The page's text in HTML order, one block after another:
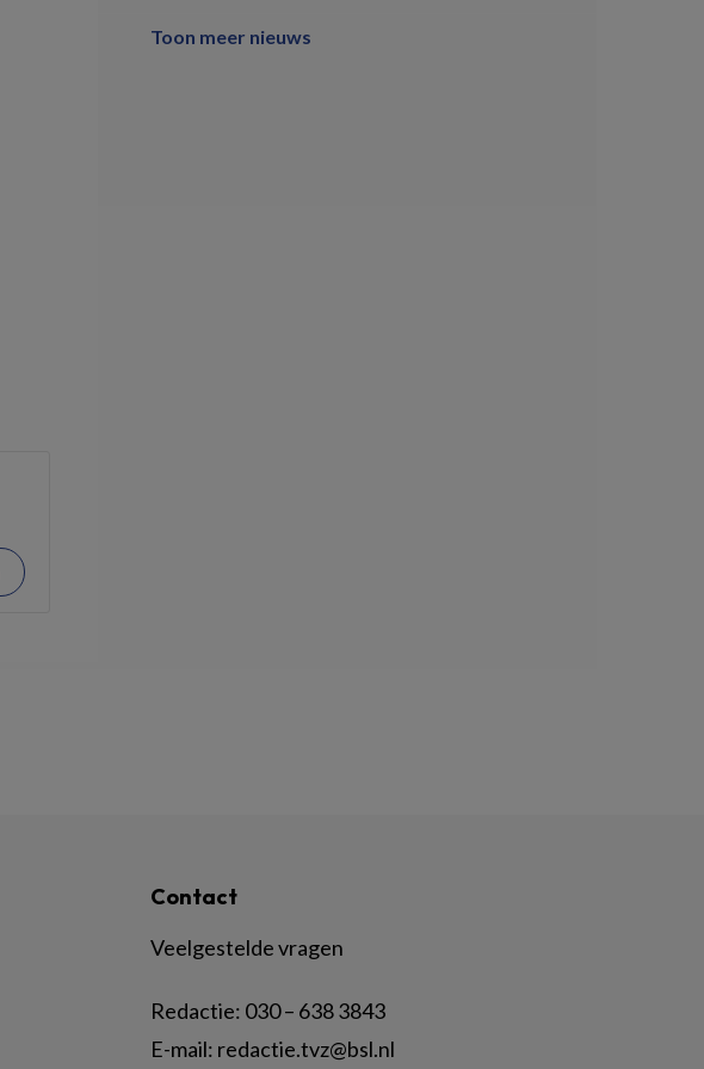
Toon meer nieuws
Contact
Veelgestelde vragen
Redactie: 030 – 638 3843
E-mail: redactie.tvz@bsl.nl